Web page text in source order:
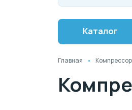
Каталог
Главная